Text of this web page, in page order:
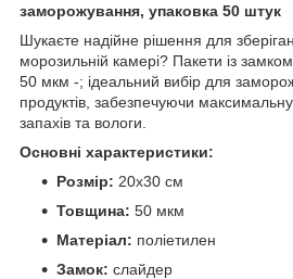
заморожування, упаковка 50 штук
Шукаєте надійне рішення для
морозильній камері? Пакети із
50 мкм -; ідеальний вибір для
продуктів, забезпечуючи максимальну
запахів та вологи.
Основні характеристики:
Розмір: 20х30 см
Товщина: 50 мкм
Матеріал: поліетилен
Замок: слайдер